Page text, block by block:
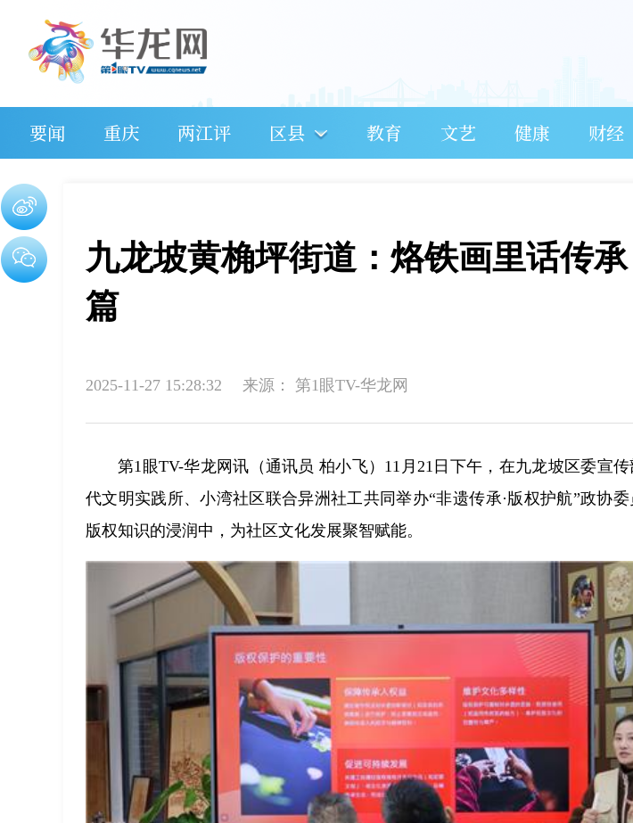
要闻 重庆 两江评 区县 教育 文艺 健康 财经
九龙坡黄桷坪街道：烙铁画里话传
篇
2025-11-27 15:28:32 来源： 第1眼TV-华龙网
第1眼TV-华龙网讯（通讯员 柏小飞）11月21日下午，在九龙坡区委宣
代文明实践所、小湾社区联合异洲社工共同举办“非遗传承·版权护航”政协
版权知识的浸润中，为社区文化发展聚智赋能。